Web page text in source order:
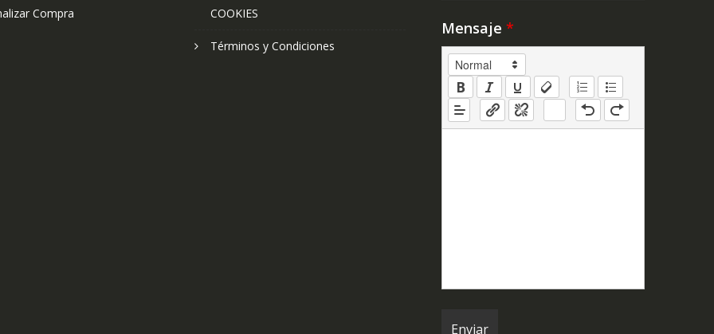
Compra COOKIES
Términos y Condiciones
Mensaje *